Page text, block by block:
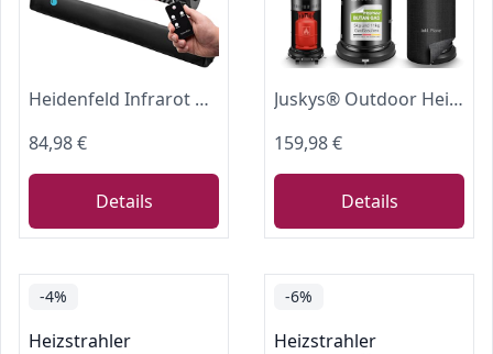
Heidenfeld Infrarot Heizstrahler IH110 | Inkl. Fernbedienung | 3000 Watt
84,98 €
Details
Juskys® Outdoor Heizstrahler Cuna mit 11 kW Gas-Brenner - Heizpilz Terrassenheizer mit Gas für Terrasse Balkon und Garten - für 5 und 11 kg Gasflaschen
159,98 €
Details
-4%
Heizstrahler
-6%
Heizstrahler